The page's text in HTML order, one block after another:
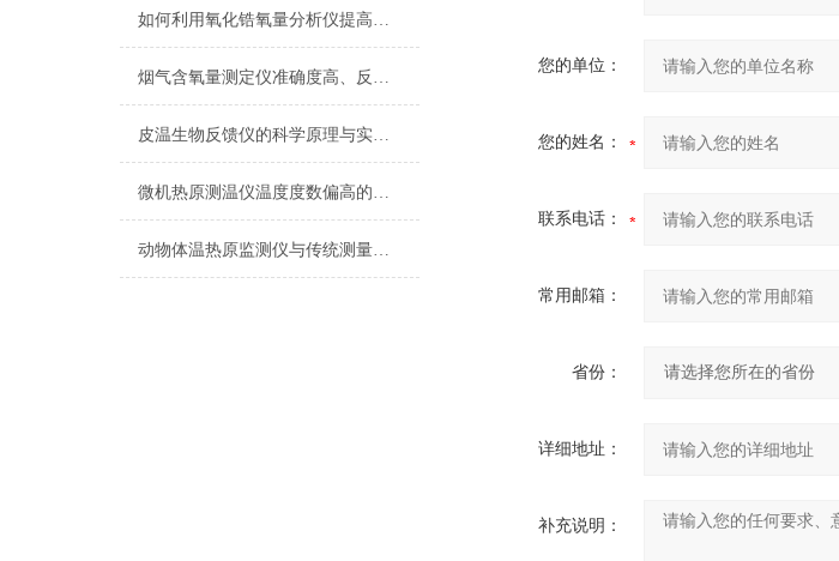
如何利用氧化锆氧量分析仪提高工业效率？
烟气含氧量测定仪准确度高、反应迅速
皮温生物反馈仪的科学原理与实际应用
微机热原测温仪温度度数偏高的原因
动物体温热原监测仪与传统测量方法的对比优势
您的单位：
您的姓名：
联系电话：
常用邮箱：
省份：
详细地址：
补充说明：